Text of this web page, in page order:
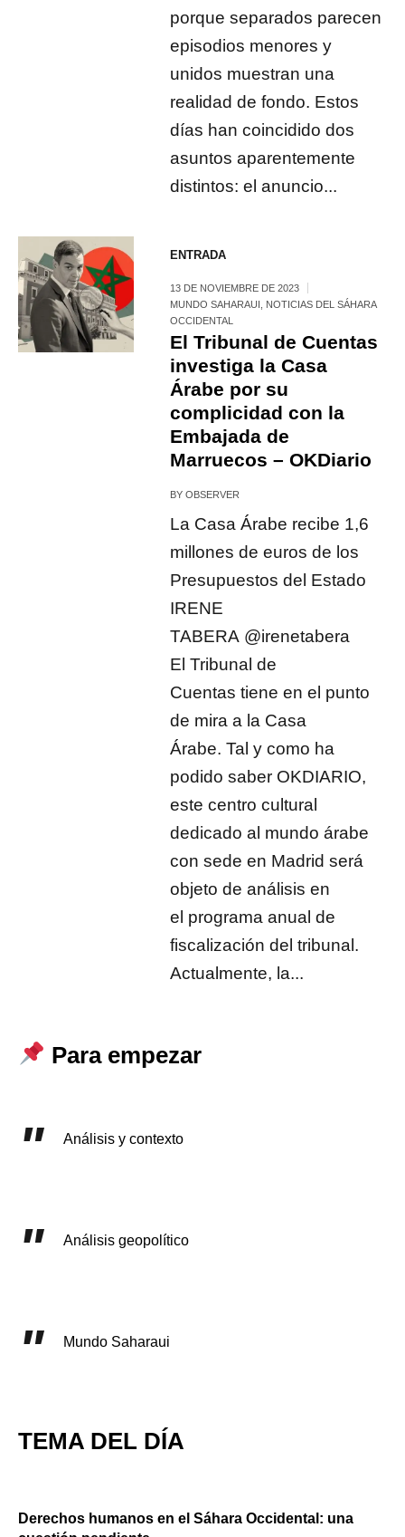
porque separados parecen
episodios menores y
unidos muestran una
realidad de fondo. Estos
días han coincidido dos
asuntos aparentemente
distintos: el anuncio...
ENTRADA
13 DE NOVIEMBRE DE 2023
MUNDO SAHARAUI
NOTICIAS DEL SÁHARA
OCCIDENTAL
El Tribunal de Cuentas
investiga la Casa
Árabe por su
complicidad con la
Embajada de
Marruecos – OKDiario
BYOBSERVER
La Casa Árabe recibe 1,6
millones de euros de los
Presupuestos del Estado
IRENE
TABERA @irenetabera
El Tribunal de
Cuentas tiene en el punto
de mira a la Casa
Árabe. Tal y como ha
podido saber OKDIARIO,
este centro cultural
dedicado al mundo árabe
con sede en Madrid será
objeto de análisis en
el programa anual de
fiscalización del tribunal.
Actualmente, la...
Para empezar
Análisis y contexto
Análisis geopolítico
Mundo Saharaui
TEMA DEL DÍA
Derechos humanos en el Sáhara Occidental: una